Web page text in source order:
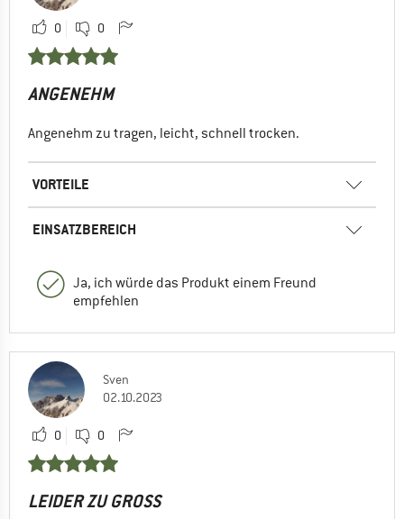
0 0
ANGENEHM
Angenehm zu tragen, leicht, schnell trocken.
VORTEILE
EINSATZBEREICH
Ja, ich würde das Produkt einem Freund
empfehlen
Sven
02.10.2023
0 0
LEIDER ZU GROSS